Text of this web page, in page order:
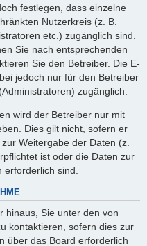
festlegen, dass einzelne
Nutzerkreis (z. B.
etc.) zugänglich sind.
Sie nach entsprechenden
Sie den Betreiber. Die E-
jedoch nur für den Betreiber
zugänglich.
wird der Betreiber nur mit
Dies gilt nicht, sofern er
Weitergabe der Daten (z.
ist oder die Daten zur
sind.
hinaus, Sie unter den von
kontaktieren, sofern dies zur
über das Board erforderlich